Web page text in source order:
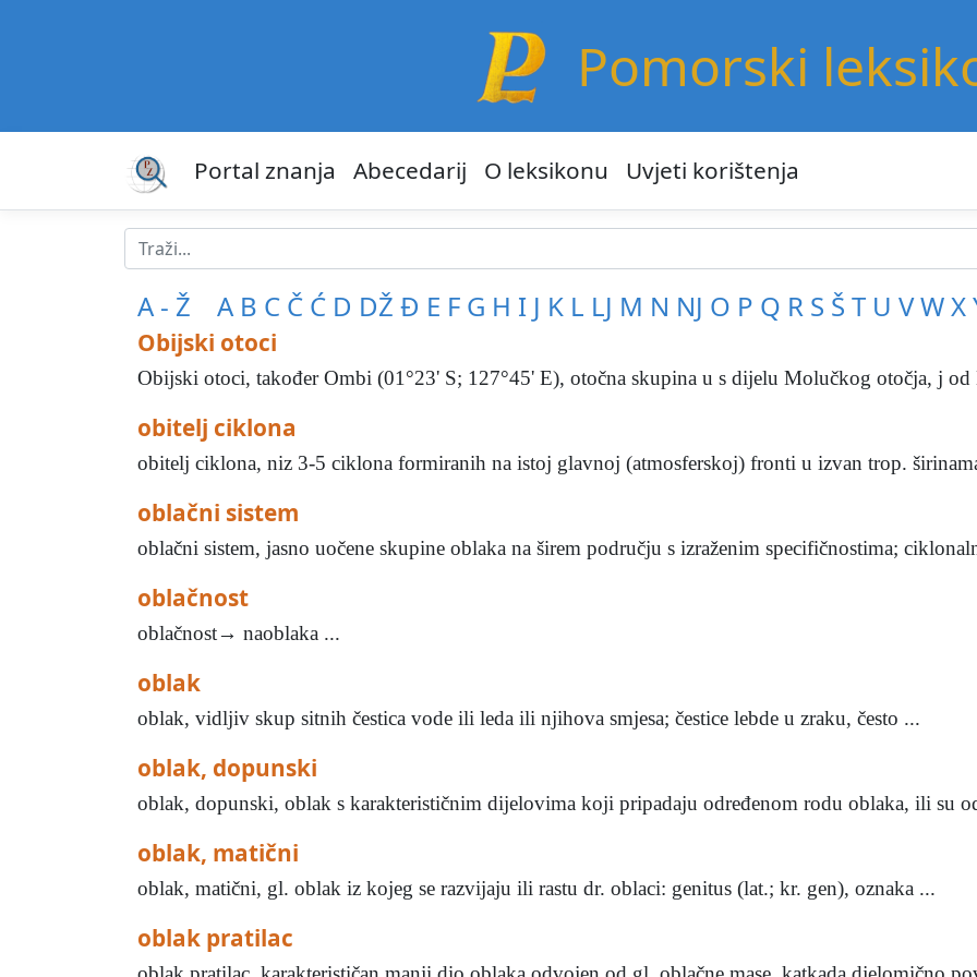
Pomorski
Portal znanja Abecedarij O leksikonu Uvjeti korištenja
A - Ž A B C Č Ć D DŽ Đ E F G H I J K L LJ M N NJ O P Q R S Š T U VWX
Obijski otoci
Obijski otoci, također Ombi (01°23' S; 127°45' E), otočna skupina u s dijelu Molučkog otočja, j od
obitelj ciklona
obitelj ciklona, niz 3-5 ciklona formiranih na istoj glavnoj (atmosferskoj) fronti u izvan trop.
oblačni sistem
oblačni sistem, jasno uočene skupine oblaka na širem području s izraženim specifičnostima;
oblačnost
oblačnost→ naoblaka ...
oblak
oblak, vidljiv skup sitnih čestica vode ili leda ili njihova smjesa; čestice lebde u zraku, često ...
oblak, dopunski
oblak, dopunski, oblak s karakterističnim dijelovima koji pripadaju određenom rodu oblaka, ili su
oblak, matični
oblak, matični, gl. oblak iz kojeg se razvijaju ili rastu dr. oblaci: genitus (lat.; kr. gen), oznaka ...
oblak pratilac